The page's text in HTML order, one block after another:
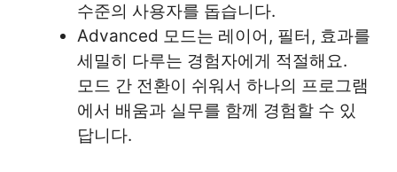
수준의 사용자를 돕습니다.
Advanced 모드는 레이어, 필터, 효과를
세밀히 다루는 경험자에게 적절해요.
모드 간 전환이 쉬워서 하나의 프로그램
에서 배움과 실무를 함께 경험할 수 있
답니다.